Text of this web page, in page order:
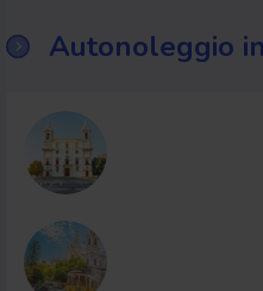
Autonoleggio